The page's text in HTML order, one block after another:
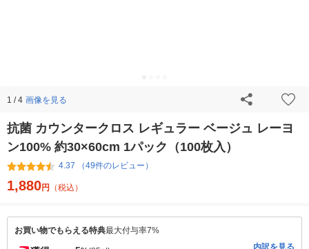
1 / 4 画像を見る
抗菌 カウンタークロス レギュラー ベージュ レーヨ
ン100% 約30×60cm 1パック（100枚入）
4.37 （49件のレビュー）
1,880円 （税込）
お買い物でもらえる特典最大付与率7%
内訳を見る